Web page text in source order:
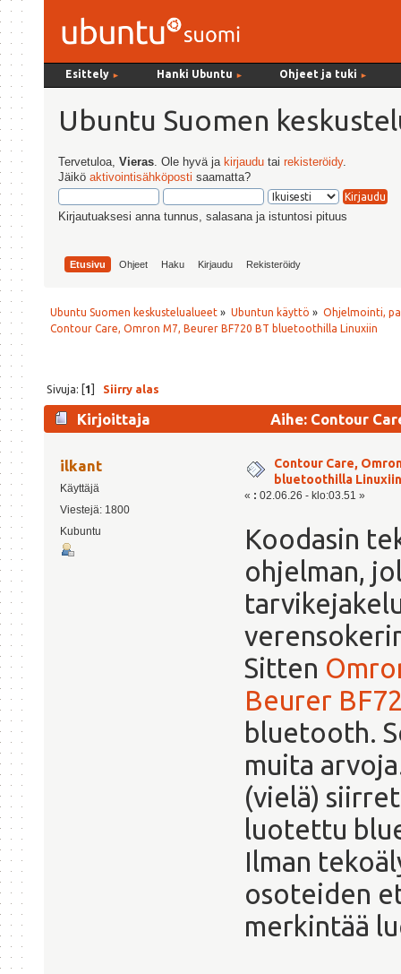
Esittely ► Hanki Ubuntu ► Ohjeet ja tuki ►
Ubuntu Suomen
Tervetuloa,Vieras . Ole hyvä ja kirjaudu tairekisteröidy.
Jäiköaktivointisähköposti saamatta?
Kirjautuaksesi anna tunnus, salasana ja istuntosi pituus
Etusivu Ohjeet Haku Kirjaudu Rekisteröidy
Ubuntu Suomen keskustelualueet » Ubuntun käyttö » Ohjelmointi,
Contour Care, Omron M7, Beurer BF720 BT bluetoothilla Linuxiin
Sivuja: [1] Siirry alas
Kirjoittaja
Aihe: Contour
ilkant
Käyttäjä
Viestejä: 1800
Kubuntu
Contour Care,
bluetoothilla Linuxiin
« : 02.06.26 - klo:03.51 »
Koodasin
ohjelman,
Sitten
Beurer
bluetooth.
muita
(vielä)
luotettu
Ilman
osoteiden
merkintää